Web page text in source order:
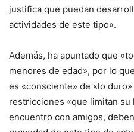
justifica que puedan
actividades de este tipo».
Además, ha apuntado que
menores de edad», por lo
es «consciente» de «lo
restricciones «que limitan
encuentro con amigos,